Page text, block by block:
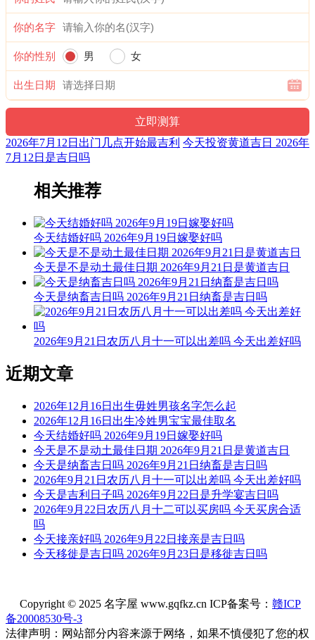
文。后来传至日本，并于当地流行，而在中国影响日渐式微。
九星：四绿招摇木星(安) 二十八宿：西方昴宿昴日鸡(凶)
十二值神：明堂 — 吉：俗称“大黄道日”。古籍云：贵人星，
明辅星，利见大人，利有攸往，怕作必成。
易经卦象：雷地豫 推荐吉时：子，丑，卯，午，申，酉
阳贵神：西北 月相：残月 岁破位：正北
福神：正东 月支：未土 年太岁：文哲
十二值日：定执位 — 吉：：俗称“小黄道日”。吉。依古籍观
点，此日宜晏饮、协议，忌医疗、诉讼及选将出师。晏饮是为
故“定”日宜晏饮、协议；医疗、诉讼和出师则需随机应变，墨
守定规的做法是注定要以失败而告终的，故“定”日忌医疗、诉
讼和出师。
诗云：
定可魁货及安床，结婚合和百代昌；安葬平基亦可用，不宜见
官说短长。
修造用之相无虑，粮解逢之都不良；入宅作灶莫大意，如有紫
根据该日的黄历信息分析可得，2026年7月12日为黄道日，黄
道日即是民间的黄道吉日， 吉日办事可一顺百顺，对事情有
着正向积极的促进作用，因此2026年7月12日可以剃胎发，可
以选择2026年7月12日进行剃胎发的事宜，云玥取名网祝您剃
胎发日顺利。
每日五行穿衣指南
【大吉色】绿色、青色、青绿、翠绿
被今天五行生。寓意容易得到贵人的帮助，事事顺心如意。人
【次吉色】黑色、蓝色
与今天五行同。寓意幸运眷顾，做事顺利，有助于合作和谈判
你的名字
你的性别 男 女
出生日期
2026年7月12日出门几点开始最吉利 今天投资黄道吉日 2026年
7月12日是吉日吗
相关推荐
今天结婚好吗 2026年9月19日嫁娶好吗
今天是不是动土最佳日期 2026年9月21日是黄道吉日
今天是纳畜吉日吗 2026年9月21日纳畜是吉日吗
2026年9月21日农历八月十一可以出差吗 今天出差好吗
近期文章
2026年12月16日出生毋姓男孩名字怎么起
2026年12月16日出生冷姓男宝宝最佳取名
今天结婚好吗 2026年9月19日嫁娶好吗
今天是不是动土最佳日期 2026年9月21日是黄道吉日
今天是纳畜吉日吗 2026年9月21日纳畜是吉日吗
2026年9月21日农历八月十一可以出差吗 今天出差好吗
今天是吉利日子吗 2026年9月22日是升学宴吉日吗
2026年9月22日农历八月十二可以买房吗 今天买房合适
吗
今天接亲好吗 2026年9月22日接亲是吉日吗
今天移徙是吉日吗 2026年9月23日是移徙吉日吗
Copyright © 2025 名字屋 www.gqfkz.cn ICP备案号： 赣ICP
备20008530号-3
法律声明：网站部分内容来源于网络，如果不慎侵犯了您的权